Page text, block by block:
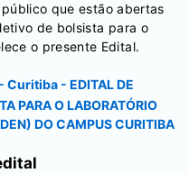
que estão abertas
de bolsista para o
o presente Edital.
Curitiba - EDITAL DE
PARA O LABORATÓRIO
DO CAMPUS CURITIBA